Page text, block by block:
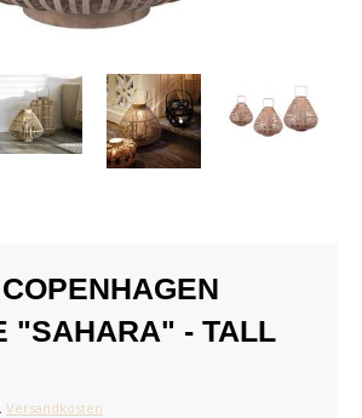
"SAHARA" - TALL
Versandkosten